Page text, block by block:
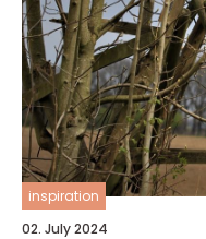
inspiration
02. July 2024